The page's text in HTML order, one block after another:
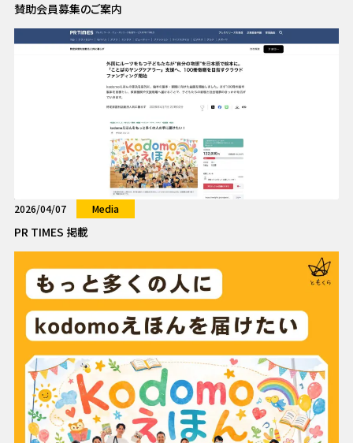
賛助会員募集のご案内
2026/04/07 Media
PR TIMES 掲載